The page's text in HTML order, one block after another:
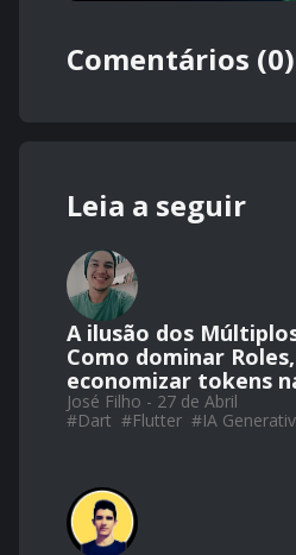
Comentários (0)
Leia a seguir
A ilusão dos
Como dominar
economizar tokens
José Filho - 27 de Abril
#Dart #Flutter #IA